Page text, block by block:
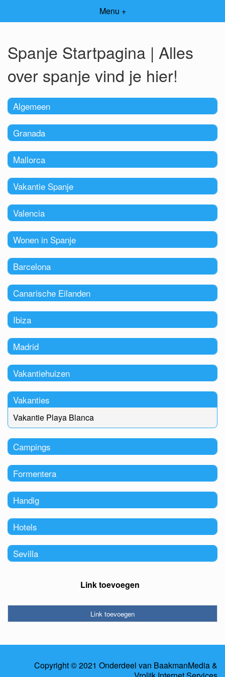
Menu +
Spanje Startpagina | Alles
over spanje vind je hier!
Algemeen
Granada
Mallorca
Vakantie Spanje
Valencia
Wonen in Spanje
Barcelona
Canarische Eilanden
Ibiza
Madrid
Vakantiehuizen
Vakanties
Vakantie Playa Blanca
Campings
Formentera
Handig
Hotels
Sevilla
Link toevoegen
Link toevoegen
Copyright © 2021 Onderdeel van BaakmanMedia&